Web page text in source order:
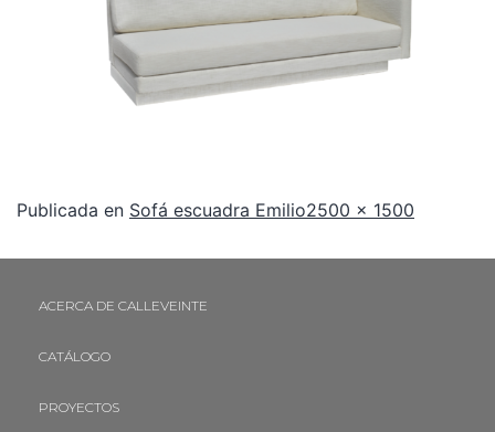
Publicada en Sofá escuadra Emilio2500 × 1500
ACERCA DE CALLEVEINTE
CATÁLOGO
PROYECTOS